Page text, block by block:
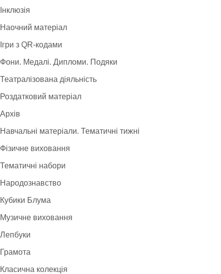
Інклюзія
Наочний матеріал
Ігри з QR-кодами
Фони. Медалі. Дипломи. Подяки
Театралізована діяльність
Роздатковий матеріал
Архів
Навчальні матеріали. Тематичні тижні
Фізичне виховання
Тематичні набори
Народознавство
Кубики Блума
Музичне виховання
Лепбуки
Грамота
Класична колекція